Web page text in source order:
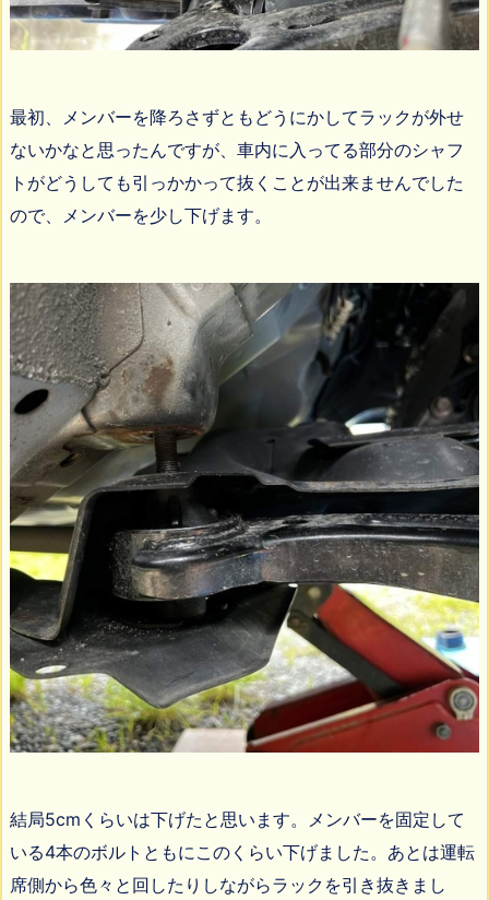
最初、メンバーを降ろさずともどうにかしてラックが外せ
ないかなと思ったんですが、車内に入ってる部分のシャフ
トがどうしても引っかかって抜くことが出来ませんでした
ので、メンバーを少し下げます。
結局5cmくらいは下げたと思います。メンバーを固定して
いる4本のボルトともにこのくらい下げました。あとは運転
席側から色々と回したりしながらラックを引き抜きまし